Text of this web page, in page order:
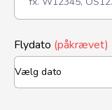
Flydato (påkrævet)